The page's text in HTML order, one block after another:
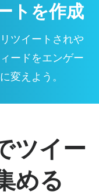
トを作成
ツイートされや
ードをエンゲー
変えよう。
ツイー
める